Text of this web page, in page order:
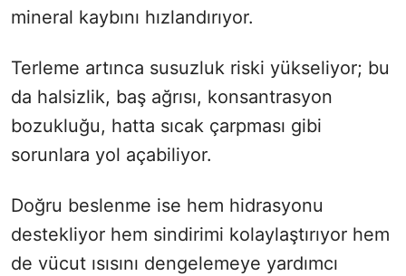
mineral kaybını hızlandırıyor.
Terleme artınca susuzluk riski yükseliyor; bu
da halsizlik, baş ağrısı, konsantrasyon
bozukluğu, hatta sıcak çarpması gibi
sorunlara yol açabiliyor.
Doğru beslenme ise hem hidrasyonu
destekliyor hem sindirimi kolaylaştırıyor hem
de vücut ısısını dengelemeye yardımcı